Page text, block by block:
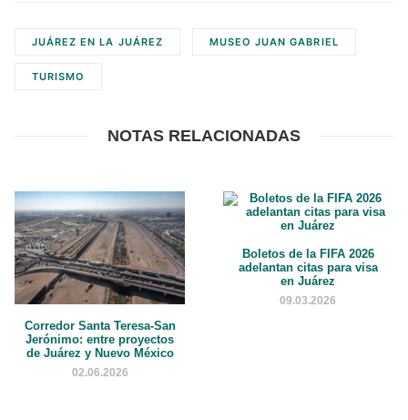
JUÁREZ EN LA JUÁREZ MUSEO JUAN GABRIEL
TURISMO
NOTAS RELACIONADAS
Corredor Santa Teresa-San
Jerónimo: entre proyectos
de Juárez y Nuevo México
02.06.2026
Boletos de la FIFA 2026
adelantan citas para visa
en Juárez
09.03.2026